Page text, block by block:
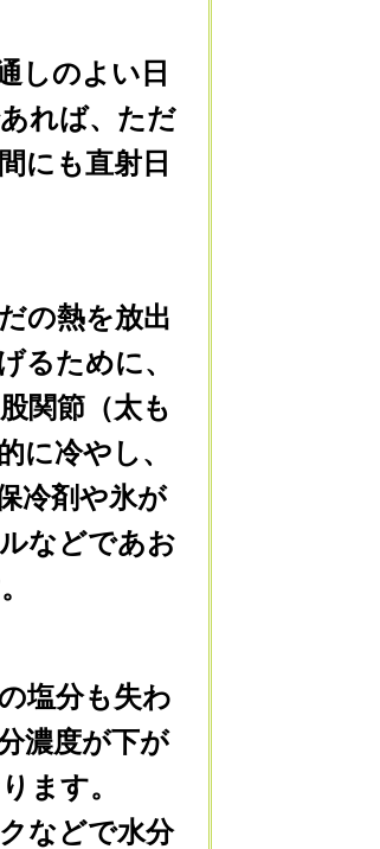
しのよい日
れば、ただ
にも直射日
の熱を放出
るために、
関節（太も
に冷やし、
冷剤や氷が
などであお
塩分も失わ
濃度が下が
ます。
などで水分